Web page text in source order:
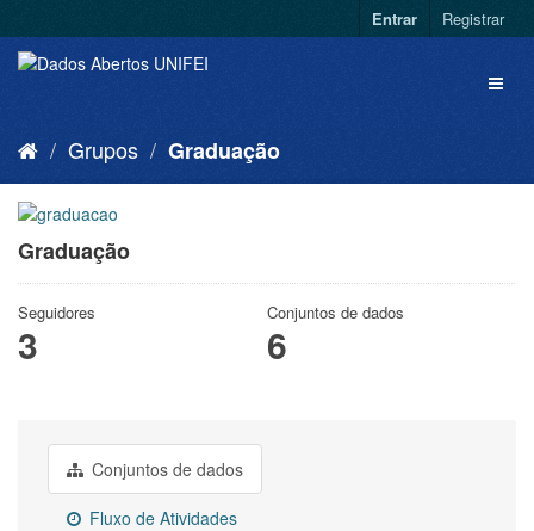
Entrar Registrar
Grupos Graduação
Graduação
Seguidores
3
Conjuntos de dados
6
Conjuntos de dados
Fluxo de Atividades